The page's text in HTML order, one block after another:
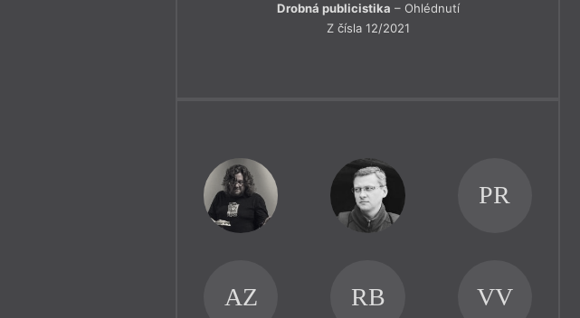
Drobná publicistika – Ohlédnutí
Z čísla 12/2021
PR
AZ RB VV